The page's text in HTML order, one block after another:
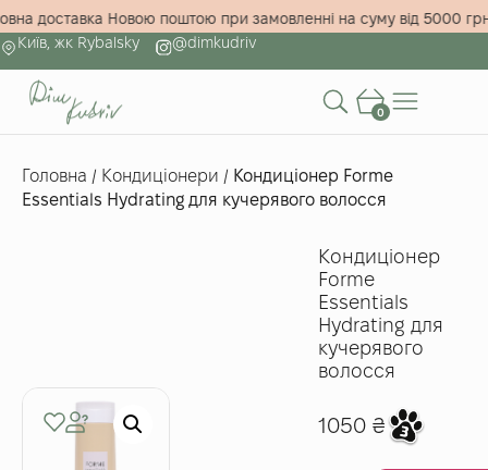
доставка Новою поштою при замовленні на суму від 5000
Київ, жк Rybalsky
@dimkudriv
0
Головна / Кондиціонери / Кондиціонер Forme
Essentials Hydrating для кучерявого волосся
Кондиціонер
Forme
Essentials
Hydrating для
кучерявого
волосся
1050 ₴